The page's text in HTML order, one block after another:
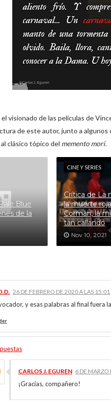
visionado de las películas de
de este autor, junto a
clásico tópico del memento mori.
Blue
de la
CINE Y SERIES
Crítica de La
la muerte
Corman, la
tan callando
Nov 10, 2021
26 DE FEBRERO DE 2020 A LAS 15:01
y esas palabras al final fuera
CARLOS J. EGUREN 6 DE MARZO
¡Gracias, compañero!